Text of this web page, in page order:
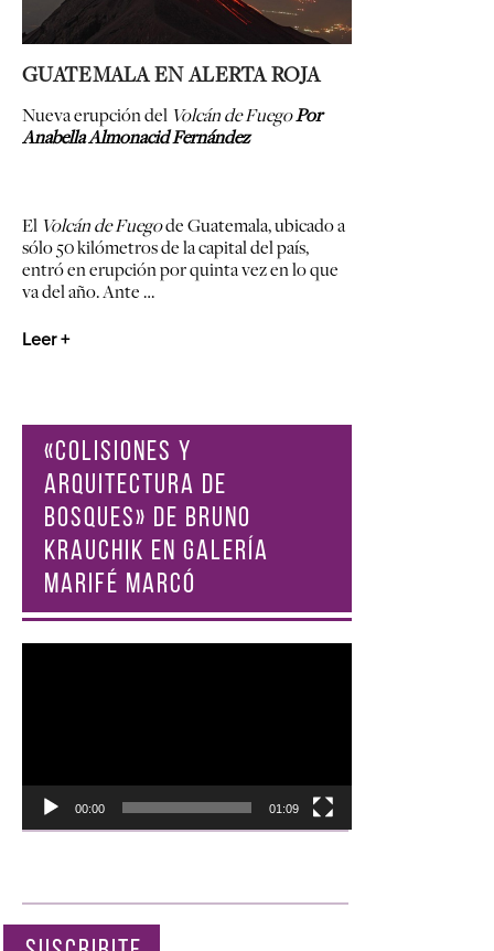
GUATEMALA EN ALERTA ROJA
Nueva erupción del Volcán de FuegoPor
Anabella Almonacid Fernández
El Volcán de Fuegode Guatemala, ubicado a
sólo 50 kilómetros de la capital del país,
entró en erupción por quinta vez en lo que
va del año. Ante …
Leer +
«COLISIONES Y
ARQUITECTURA DE
BOSQUES» DE BRUNO
KRAUCHIK EN GALERÍA
MARIFÉ MARCÓ
00:00 01:09